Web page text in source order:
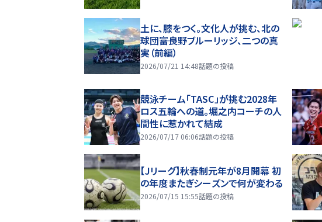
土に、膝をつく。文化人が挑む、北の
球団――富良野ブルーリッジ、二つの真
実（前編）
2026/07/21 14:48話題の投稿
競泳チーム「TASC」が挑む2028年
ロス五輪への道。堀之内コーチの人
間性に惹かれて結成
2026/07/17 06:06話題の投稿
【Jリーグ】秋春制元年が8月開幕 初
の年度またぎシーズンで何が変わる
2026/07/15 15:55話題の投稿